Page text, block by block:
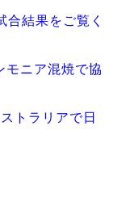
合結果をご覧く
モニア混焼で協
トラリアで日